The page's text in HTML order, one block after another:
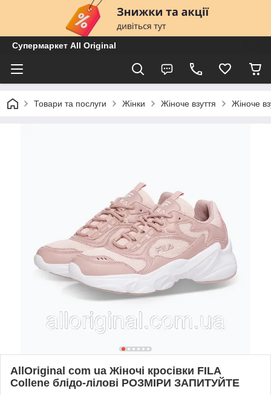
Супермаркет All Original
Товари та послуги Жінки Жіноче взуття Жіноче
AllOriginal com ua Жіночі кросівки FILA
Collene блідо-лілові РОЗМІРИ ЗАПИТУЙТЕ